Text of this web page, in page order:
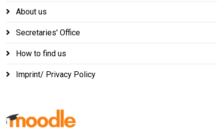
About us
Secretaries' Office
How to find us
Imprint/ Privacy Policy